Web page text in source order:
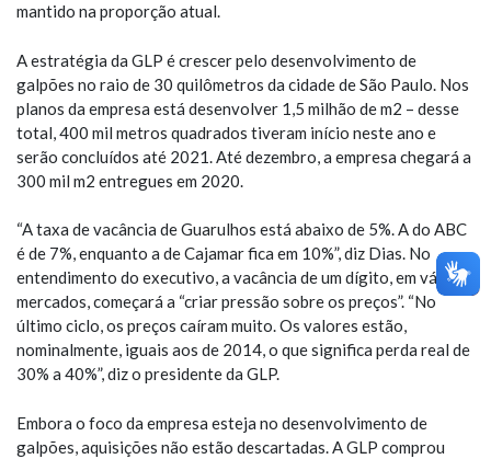
mantido na proporção atual.
A estratégia da GLP é crescer pelo desenvolvimento de
galpões no raio de 30 quilômetros da cidade de São Paulo. Nos
planos da empresa está desenvolver 1,5 milhão de m2 – desse
total, 400 mil metros quadrados tiveram início neste ano e
serão concluídos até 2021. Até dezembro, a empresa chegará a
300 mil m2 entregues em 2020.
“A taxa de vacância de Guarulhos está abaixo de 5%. A do ABC
é de 7%, enquanto a de Cajamar fica em 10%”, diz Dias. No
entendimento do executivo, a vacância de um dígito, em vários
mercados, começará a “criar pressão sobre os preços”. “No
último ciclo, os preços caíram muito. Os valores estão,
nominalmente, iguais aos de 2014, o que significa perda real de
30% a 40%”, diz o presidente da GLP.
Embora o foco da empresa esteja no desenvolvimento de
galpões, aquisições não estão descartadas. A GLP comprou